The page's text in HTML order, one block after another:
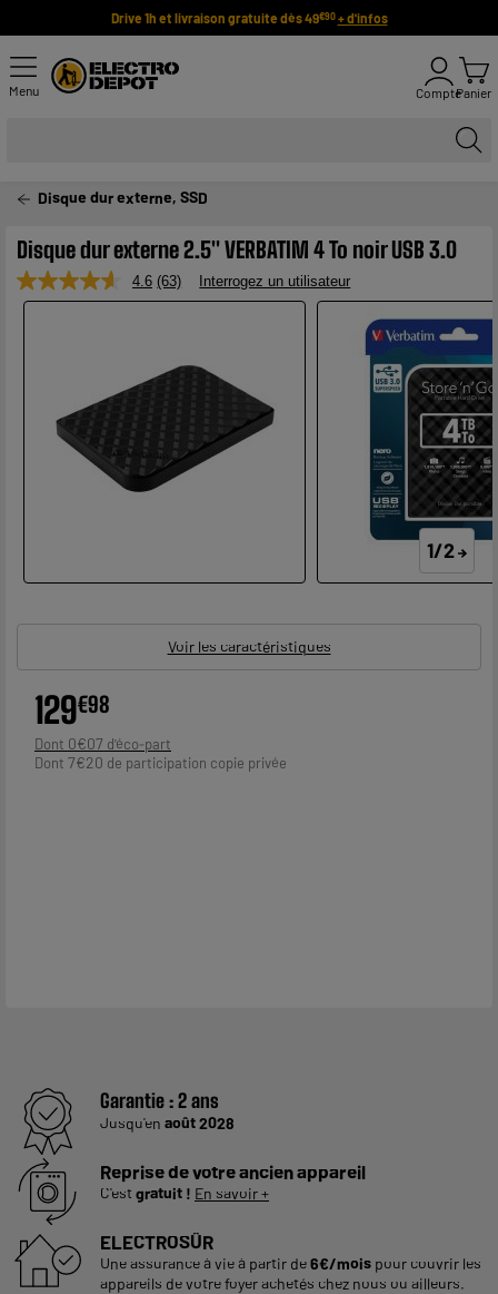
Drive 1h et livraison gratuite dès 49€90 + d'infos
Menu ComptePanier
Disque dur externe, SSD
Disque dur externe 2.5" VERBATIM 4 To noir USB 3.0
4.6 Lire
63
sur
la
page.
(63) Interrogez un utilisateur
1/2
Voir les caractéristiques
129€98
Dont 0€07
Dont 7€20
Garantie :2 ans
Jusqu'en août 2028
Reprise de votre ancien appareil
C'estgratuit ! En savoir +
ELECTROSÛR
Une assurance à vie à partir de6€/mois pour couvrir les
appareils de votre foyer achetés chez nous ou ailleurs.